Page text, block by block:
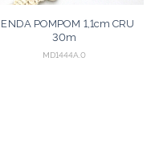
POMPOM 1,1cm CRU
30m
MD1444A.0